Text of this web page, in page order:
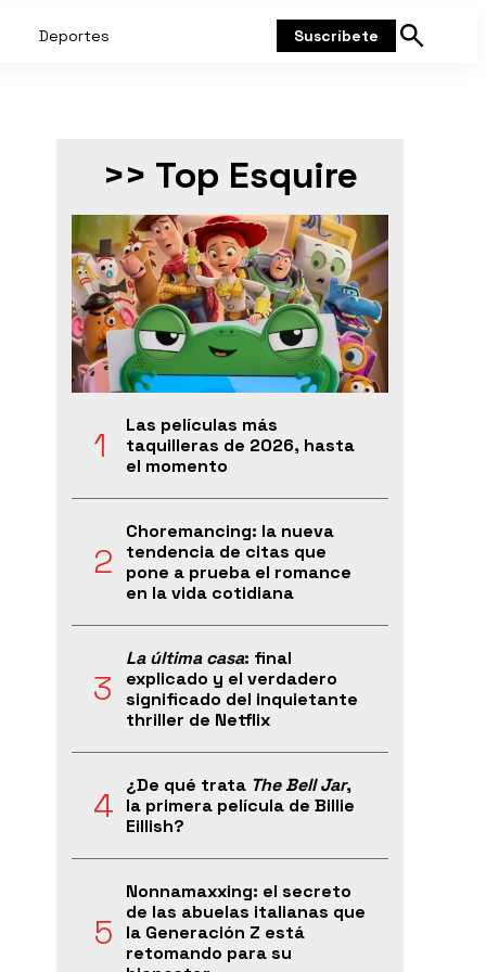
Deportes Suscríbete
Mostrar
>> Top Esquire
Las películas más
taquilleras de 2026, hasta
el momento
Choremancing: la nueva
tendencia de citas que
pone a prueba el romance
en la vida cotidiana
La última casa: final
explicado y el verdadero
significado del inquietante
thriller de Netflix
¿De qué trata The Bell Jar,
la primera película de Billie
Eillish?
Nonnamaxxing: el secreto
de las abuelas italianas que
la Generación Z está
retomando para su